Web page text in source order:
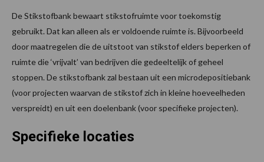
De Stikstofbank bewaart stikstofruimte voor toekomstig
gebruikt. Dat kan alleen als er voldoende ruimte is. Bijvoorbeeld
door maatregelen die de uitstoot van stikstof elders beperken of
ruimte die ‘vrijvalt’ van bedrijven die gedeeltelijk of geheel
stoppen. De stikstofbank zal bestaan uit een microdepositiebank
(voor projecten waarvan de stikstof zich in kleine hoeveelheden
verspreidt) en uit een doelenbank (voor specifieke projecten).
Specifieke locaties